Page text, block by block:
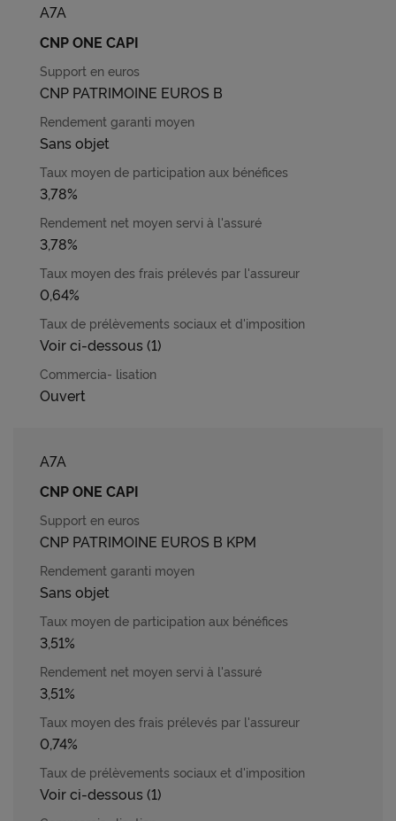
A7A
CNP ONE CAPI
CNP PATRIMOINE EUROS B
Sans objet
3,78%
3,78%
0,64%
Voir ci-dessous (1)
Ouvert
A7A
CNP ONE CAPI
CNP PATRIMOINE EUROS B KPM
Sans objet
3,51%
3,51%
0,74%
Voir ci-dessous (1)